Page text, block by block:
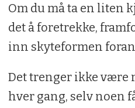
Om du må ta en liten
det å foretrekke,
inn skyteformen
Det trenger ikke være
hver gang, selv noen